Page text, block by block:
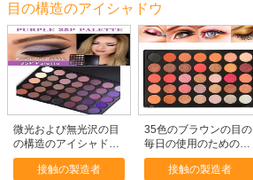
目の構造のアイシャドウ
微光および無光沢の目
の構造のアイシャドウ
のピンクおよび紫色の
アイシャドウのパレッ
接触の製造者
35色のブラウンの目の
毎日の使用のためのミ
ネラルきらめきのアイ
シャドウのパレット
接触の製造者